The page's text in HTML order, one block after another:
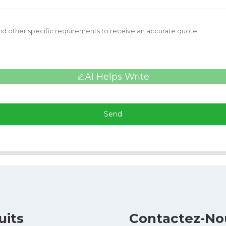
AI Helps Write
Send
Contactez-